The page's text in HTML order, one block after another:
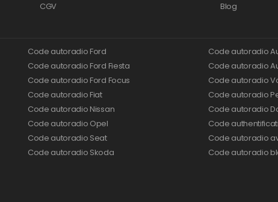
CGV
Blog
Code autoradio Ford
Code autoradio Ford Fiesta
Code autoradio Ford Focus
Code autoradio Fiat
Code autoradio Nissan
Code autoradio Opel
Code autoradio Seat
Code autoradio Skoda
Code autoradio
Code autoradio
Code autoradio
Code autoradio
Code autoradio
Code
Code autoradio
Code autoradio